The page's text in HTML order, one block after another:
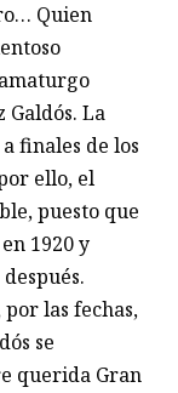
Quien
La
finales de los
ello, el
puesto que
1920 y
las fechas,
se
querida Gran